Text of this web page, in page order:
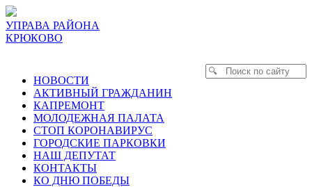
УПРАВА РАЙОНА
КРЮКОВО
НОВОСТИ
АКТИВНЫЙ ГРАЖДАНИН
КАПРЕМОНТ
МОЛОДЕЖНАЯ ПАЛАТА
СТОП КОРОНАВИРУС
ГОРОДСКИЕ ПАРКОВКИ
НАШ ДЕПУТАТ
КОНТАКТЫ
КО ДНЮ ПОБЕДЫ